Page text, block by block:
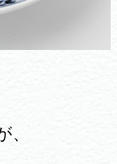
、